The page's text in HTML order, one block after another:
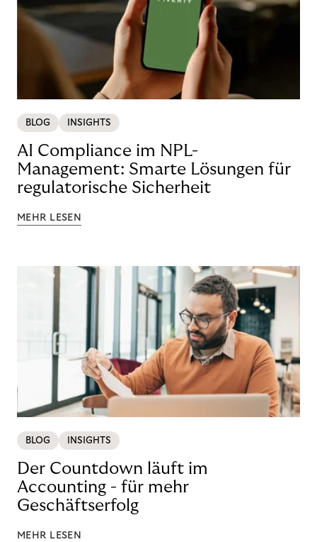
BLOG INSIGHTS
AI Compliance im NPL-
Management: Smarte Lösungen für
regulatorische Sicherheit
MEHR LESEN
BLOG INSIGHTS
Der Countdown läuft im
Accounting - für mehr
Geschäftserfolg
MEHR LESEN